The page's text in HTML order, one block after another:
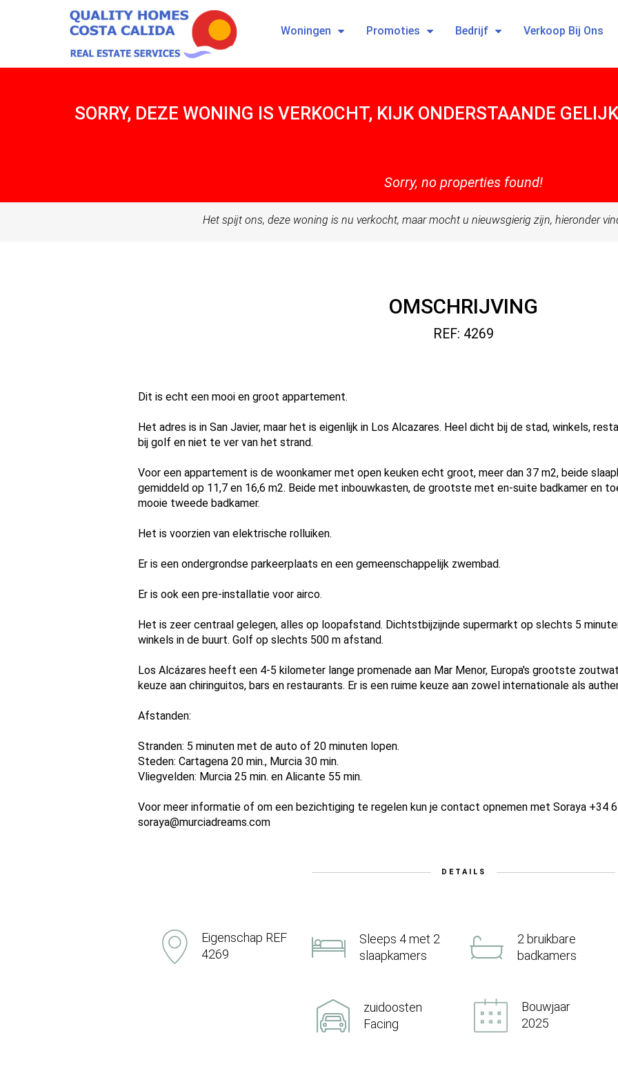
Woningen Promoties Bedrijf Verkoop Bij Ons
SORRY, DEZE WONING IS VERKOCHT, KIJK ONDERSTAANDE
Sorry, no properties found!
Het spijt ons, deze woning is nu verkocht, maar mocht u nieuwsgierig zijn, hieronder
OMSCHRIJVING
REF: 4269
Dit is echt een mooi en groot appartement.
Het adres is in San Javier, maar het is eigenlijk in Los Alcazares. Heel dicht bij de stad, winkels,
bij golf en niet te ver van het strand.
Voor een appartement is de woonkamer met open keuken echt groot, meer dan 37 m2, beide
gemiddeld op 11,7 en 16,6 m2. Beide met inbouwkasten, de grootste met en-suite badkamer en
mooie tweede badkamer.
Het is voorzien van elektrische rolluiken.
Er is een ondergrondse parkeerplaats en een gemeenschappelijk zwembad.
Er is ook een pre-installatie voor airco.
Het is zeer centraal gelegen, alles op loopafstand. Dichtstbijzijnde supermarkt op slechts 5
winkels in de buurt. Golf op slechts 500 m afstand.
Los Alcázares heeft een 4-5 kilometer lange promenade aan Mar Menor, Europa's grootste
keuze aan chiringuitos, bars en restaurants. Er is een ruime keuze aan zowel internationale als
Afstanden:
Stranden: 5 minuten met de auto of 20 minuten lopen.
Steden: Cartagena 20 min., Murcia 30 min.
Vliegvelden: Murcia 25 min. en Alicante 55 min.
Voor meer informatie of om een bezichtiging te regelen kun je contact opnemen met Soraya +34
soraya@murciadreams.com
DETAILS
Eigenschap REF
4269
Sleeps 4 met 2
slaapkamers
2 bruikbare
badkamers
zuidoosten
Facing
Bouwjaar
2025